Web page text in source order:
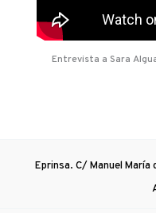
Entrevista a Sara
Eprinsa. C/ Manuel María